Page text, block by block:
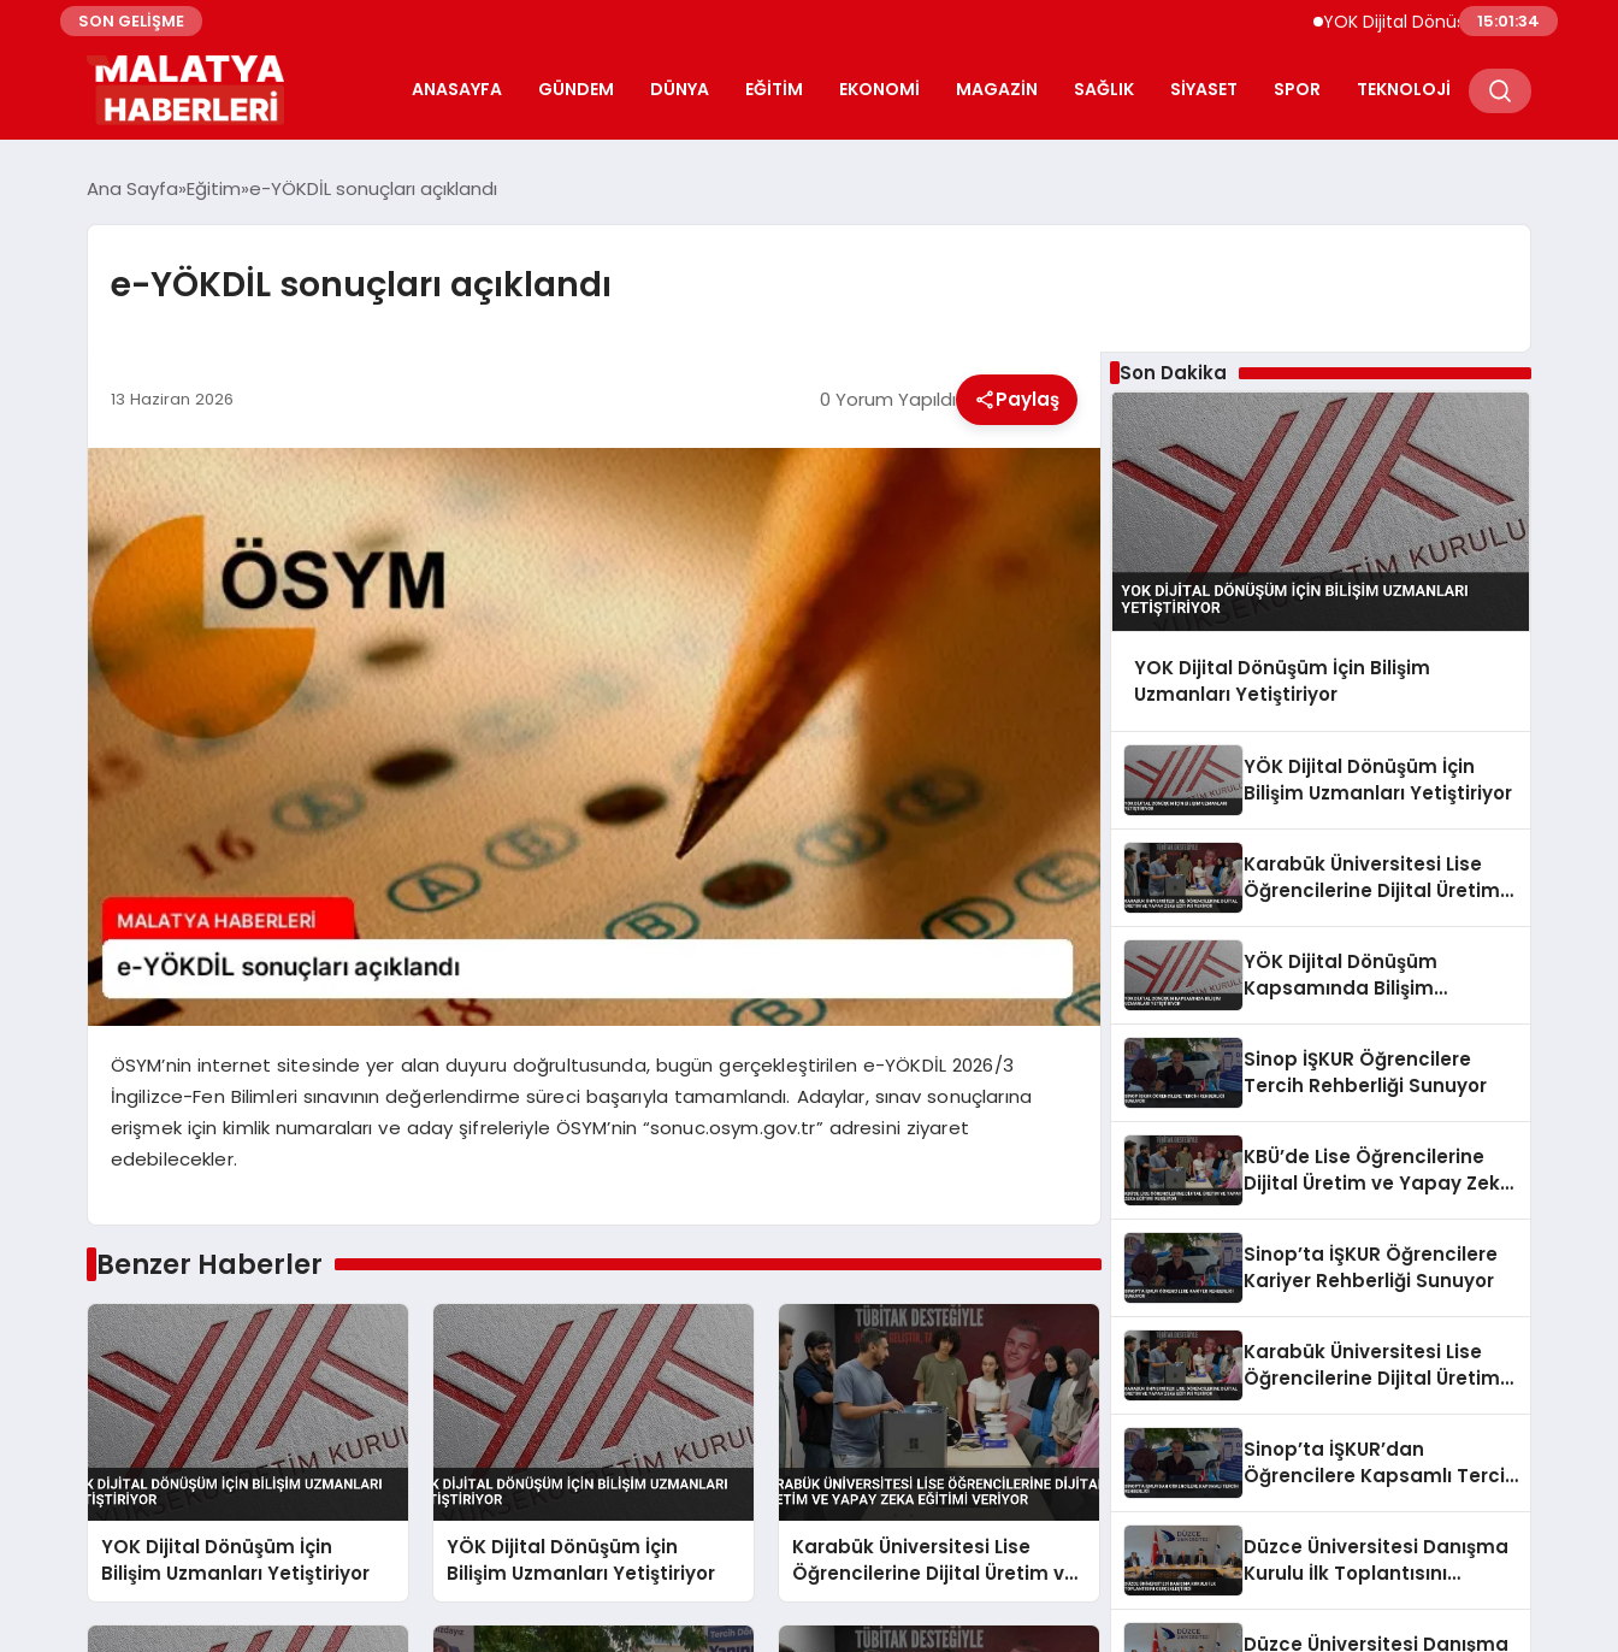
SON GELİŞME YOK Dijital Dönüşüm İçin Bilişim
15:01:35
ANASAYFA GÜNDEM DÜNYA EĞITIM EKONOMI MAGAZIN SAĞLIK SIYASET SPOR TEKNOLOJI
Ana Sayfa Eğitim e-YÖKDİL sonuçları açıklandı
e-YÖKDİL sonuçları açıklandı
13 Haziran 2026 0 Yorum Yapıldı Paylaş
ÖSYM’nin internet sitesinde yer alan duyuru doğrultusunda, bugün gerçekleştirilen e-YÖKDİL 2026/3
İngilizce-Fen Bilimleri sınavının değerlendirme süreci başarıyla tamamlandı. Adaylar, sınav sonuçlarına
erişmek için kimlik numaraları ve aday şifreleriyle ÖSYM’nin “sonuc.osym.gov.tr” adresini ziyaret
edebilecekler.
Benzer Haberler
YOK Dijital Dönüşüm İçin
Bilişim Uzmanları Yetiştiriyor
YÖK Dijital Dönüşüm İçin
Bilişim Uzmanları Yetiştiriyor
Karabük Üniversitesi Lise
Öğrencilerine Dijital Üretim ve
Yapay Zeka Eğitimi Veriyor
Son Dakika
YOK Dijital Dönüşüm İçin Bilişim
Uzmanları Yetiştiriyor
YÖK Dijital Dönüşüm İçin
Bilişim Uzmanları Yetiştiriyor
Karabük Üniversitesi Lise
Öğrencilerine Dijital Üretim
YÖK Dijital Dönüşüm
Kapsamında Bilişim
Sinop İŞKUR Öğrencilere
Tercih Rehberliği Sunuyor
KBÜ’de Lise Öğrencilerine
Dijital Üretim ve Yapay Zeka
Sinop’ta İŞKUR Öğrencilere
Kariyer Rehberliği Sunuyor
Karabük Üniversitesi Lise
Öğrencilerine Dijital Üretim
Sinop’ta İŞKUR’dan
Öğrencilere Kapsamlı Tercih
Düzce Üniversitesi Danışma
Kurulu İlk Toplantısını
Düzce Üniversitesi Danışma